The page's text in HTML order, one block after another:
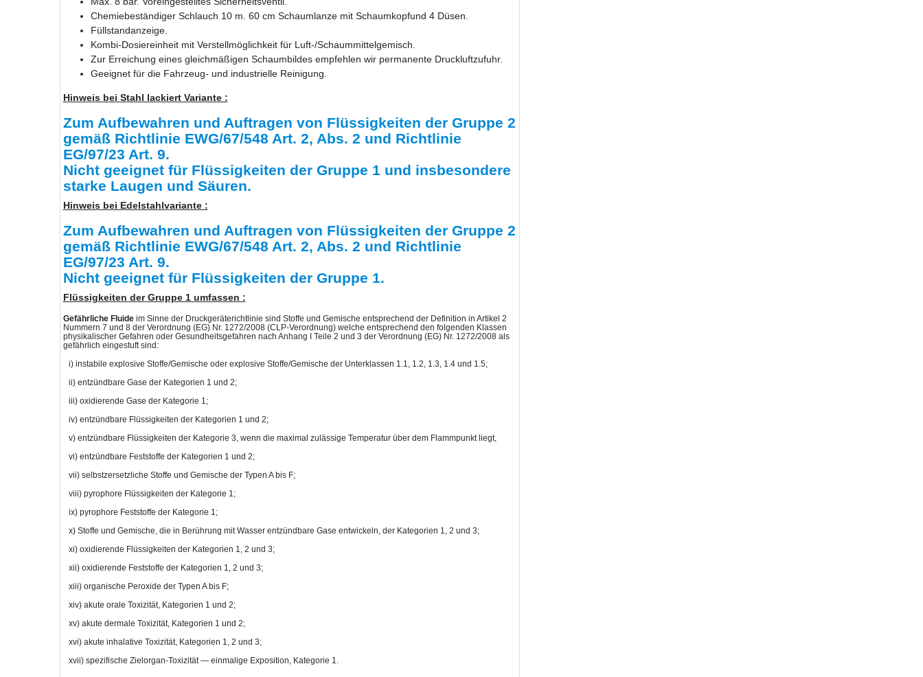
Chemiebeständiger Schlauch 10 m. 60 cm Schaumlanze mit Schaumkopfund 4 Düsen.
Füllstandanzeige.
Kombi-Dosiereinheit mit Verstellmöglichkeit für Luft-/Schaummittelgemisch.
Zur Erreichung eines gleichmäßigen Schaumbildes empfehlen wir permanente Druckluftzufuhr.
Geeignet für die Fahrzeug- und industrielle Reinigung.
Hinweis bei Stahl lackiert Variante :
Zum Aufbewahren und Auftragen von Flüssigkeiten der Gruppe 2
gemäß Richtlinie EWG/67/548 Art. 2, Abs. 2 und Richtlinie
EG/97/23 Art. 9.
Nicht geeignet für Flüssigkeiten der Gruppe 1 und insbesondere
starke Laugen und Säuren.
Hinweis bei Edelstahlvariante :
Zum Aufbewahren und Auftragen von Flüssigkeiten der Gruppe 2
gemäß Richtlinie EWG/67/548 Art. 2, Abs. 2 und Richtlinie
EG/97/23 Art. 9.
Nicht geeignet für Flüssigkeiten der Gruppe 1.
Flüssigkeiten der Gruppe 1 umfassen :
Gefährliche Fluide im Sinne der Druckgeräterichtlinie sind Stoffe und Gemische entsprechend der Definition in Artikel 2
Nummern 7 und 8 der Verordnung (EG) Nr. 1272/2008 (CLP-Verordnung) welche entsprechend den folgenden Klassen
physikalischer Gefahren oder Gesundheitsgefahren nach Anhang I Teile 2 und 3 der Verordnung (EG) Nr. 1272/2008 als
gefährlich eingestuft sind:
i) instabile explosive Stoffe/Gemische oder explosive Stoffe/Gemische der Unterklassen 1.1, 1.2, 1.3, 1.4 und 1.5;
ii) entzündbare Gase der Kategorien 1 und 2;
iii) oxidierende Gase der Kategorie 1;
iv) entzündbare Flüssigkeiten der Kategorien 1 und 2;
v) entzündbare Flüssigkeiten der Kategorie 3, wenn die maximal zulässige Temperatur über dem Flammpunkt liegt,
vi) entzündbare Feststoffe der Kategorien 1 und 2;
vii) selbstzersetzliche Stoffe und Gemische der Typen A bis F;
viii) pyrophore Flüssigkeiten der Kategorie 1;
ix) pyrophore Feststoffe der Kategorie 1;
x) Stoffe und Gemische, die in Berührung mit Wasser entzündbare Gase entwickeln, der Kategorien 1, 2 und 3;
xi) oxidierende Flüssigkeiten der Kategorien 1, 2 und 3;
xii) oxidierende Feststoffe der Kategorien 1, 2 und 3;
xiii) organische Peroxide der Typen A bis F;
xiv) akute orale Toxizität, Kategorien 1 und 2;
xv) akute dermale Toxizität, Kategorien 1 und 2;
xvi) akute inhalative Toxizität, Kategorien 1, 2 und 3;
xvii) spezifische Zielorgan-Toxizität — einmalige Exposition, Kategorie 1.